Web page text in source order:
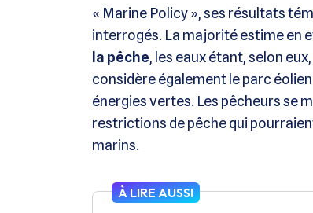
« Marine Policy », ses résultats
interrogés. La majorité estime en
la pêche, les eaux étant, selon
considère également le parc
énergies vertes. Les pêcheurs se
restrictions de pêche qui
marins.
À LIRE AUSSI